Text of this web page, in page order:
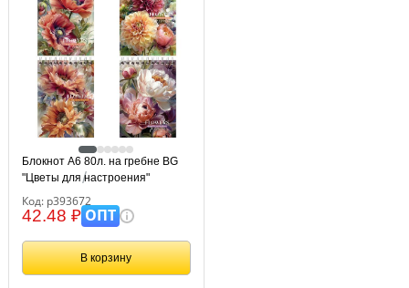
Блокнот А6 80л. на гребне BG
"Цветы для настроения"
Код: р393672
42.48 ₽ОПТ
В корзину